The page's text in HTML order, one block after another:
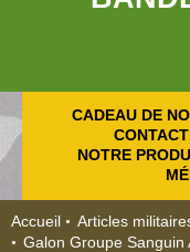
CADEAU DE
NOTRE
Accueil Articles
Galon Groupe Sanguin